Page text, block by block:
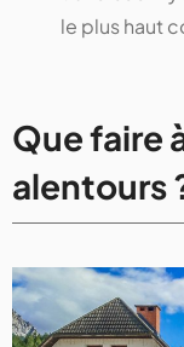
le plus haut
Que faire
alentours